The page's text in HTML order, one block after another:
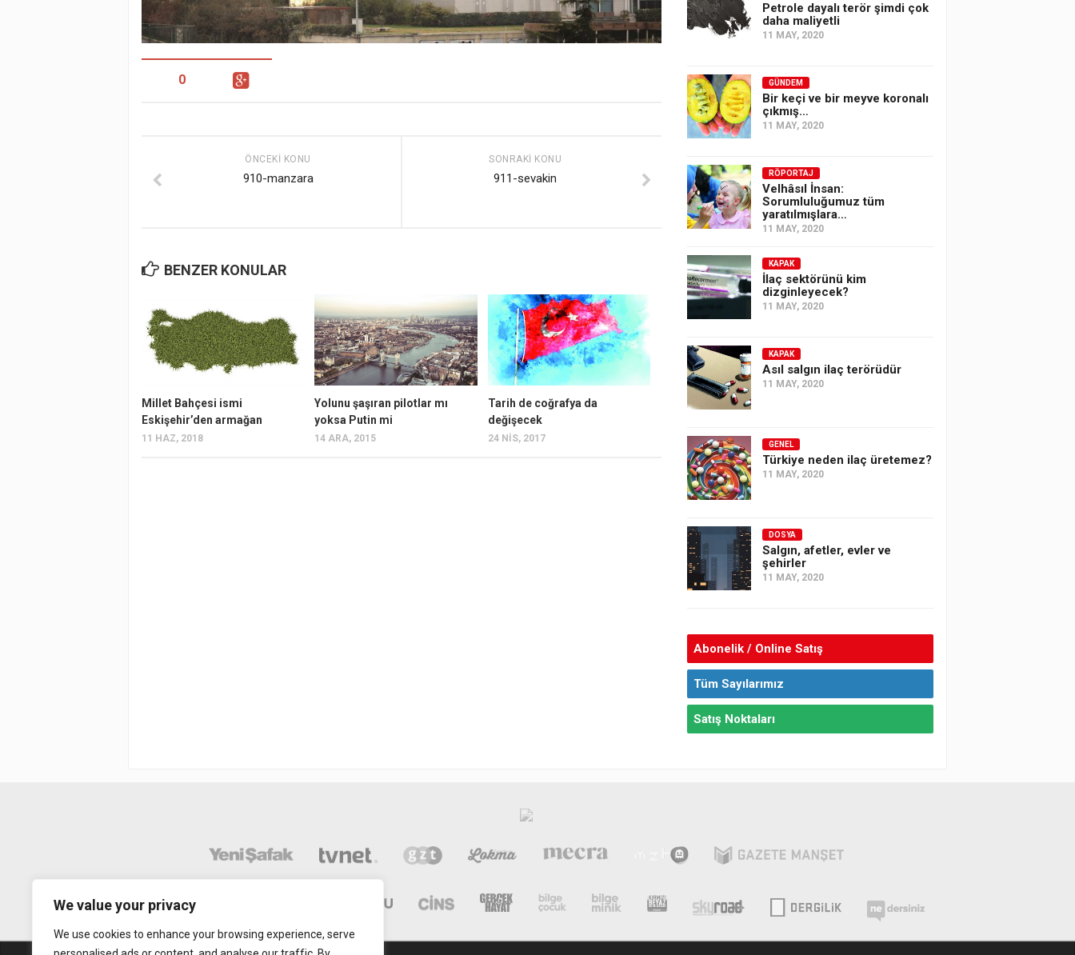
We value your privacy
We use cookies to enhance your browsing experience, serve
0
SONRAKI KONU
911-sevakin
ÖNCEKI KONU
910-manzara
BENZER KONULAR
Millet Bahçesi ismi
Eskişehir’den armağan
11 HAZ, 2018
Yolunu şaşıran pilotlar mı
yoksa Putin mi
14 ARA, 2015
Tarih de coğrafya da
değişecek
24 NIS, 2017
Petrole dayalı terör şimdi çok
daha maliyetli
11 MAY, 2020
GÜNDEM
Bir keçi ve bir meyve koronalı
çıkmış…
11 MAY, 2020
RÖPORTAJ
Velhâsıl İnsan:
Sorumluluğumuz tüm
yaratılmışlara…
11 MAY, 2020
KAPAK
İlaç sektörünü kim
dizginleyecek?
11 MAY, 2020
KAPAK
Asıl salgın ilaç terörüdür
11 MAY, 2020
GENEL
Türkiye neden ilaç üretemez?
11 MAY, 2020
DOSYA
Salgın, afetler, evler ve
şehirler
11 MAY, 2020
Abonelik / Online Satış
Tüm Sayılarımız
Satış Noktaları